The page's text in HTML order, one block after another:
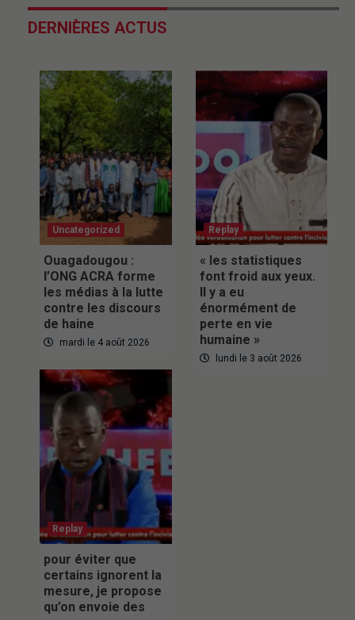
DERNIÈRES ACTUS
Uncategorized
Ouagadougou :
l’ONG ACRA forme
les médias à la lutte
contre les discours
de haine
mardi le 4 août 2026
Replay
« les statistiques
font froid aux yeux.
Il y a eu
énormément de
perte en vie
humaine »
lundi le 3 août 2026
Replay
pour éviter que
certains ignorent la
mesure, je propose
qu’on envoie des